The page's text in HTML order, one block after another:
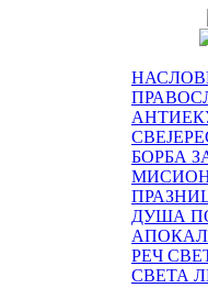
БОРБА
ДУША
РЕЧ
СВЕТА